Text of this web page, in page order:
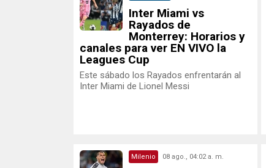
Inter Miami vs
Rayados de
Monterrey: Horarios y
canales para ver EN VIVO la
Leagues Cup
Este sábado los Rayados enfrentarán al
Inter Miami de Lionel Messi
Milenio 08 ago., 04:02 a. m.